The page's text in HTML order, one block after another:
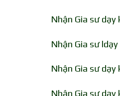
Nhận Gia sư
Nhận Gia sư
Nhận Gia sư
Nhận Gia sư